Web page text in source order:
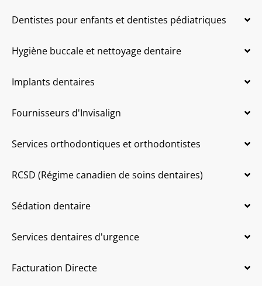
Dentistes pour enfants et dentistes pédiatriques
Hygiène buccale et nettoyage dentaire
Implants dentaires
Fournisseurs d'Invisalign
Services orthodontiques et orthodontistes
RCSD (Régime canadien de soins dentaires)
Sédation dentaire
Services dentaires d'urgence
Facturation Directe